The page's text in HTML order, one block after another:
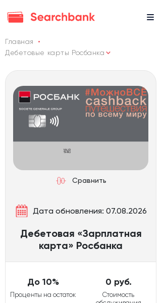
Главная
Дебетовые карты Росбанка
Сравнить
Дата обновления: 07.08.2026
Дебетовая «Зарплатная
карта» Росбанка
До 10%
Проценты на остаток
0 руб.
Стоимость